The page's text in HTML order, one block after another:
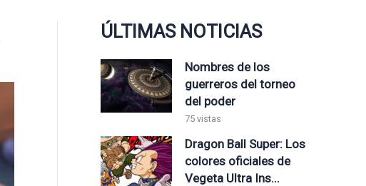
ÚLTIMAS NOTICIAS
Nombres de los
guerreros del torneo
del poder
75 vistas
Dragon Ball Super: Los
colores oficiales de
Vegeta Ultra Ins...